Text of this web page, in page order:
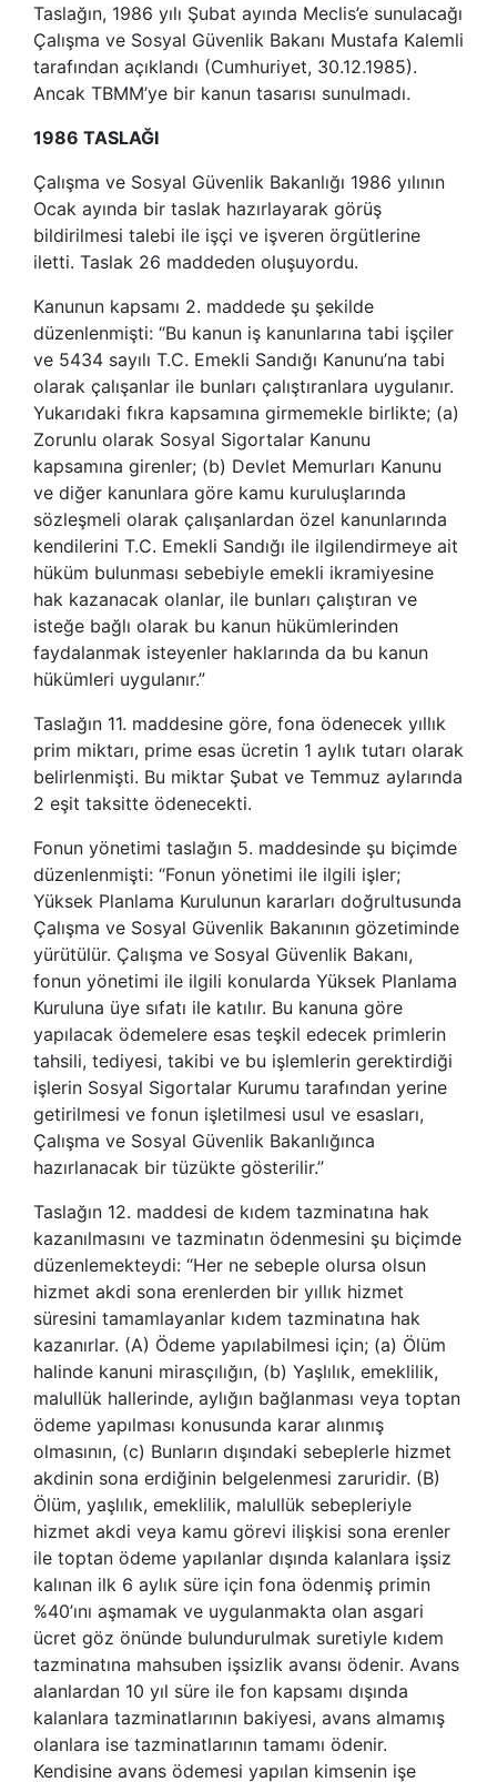
Taslağın, 1986 yılı Şubat ayında Meclis’e sunulacağı
Çalışma ve Sosyal Güvenlik Bakanı Mustafa Kalemli
tarafından açıklandı (Cumhuriyet, 30.12.1985).
Ancak TBMM’ye bir kanun tasarısı sunulmadı.
1986 TASLAĞI
Çalışma ve Sosyal Güvenlik Bakanlığı 1986 yılının
Ocak ayında bir taslak hazırlayarak görüş
bildirilmesi talebi ile işçi ve işveren örgütlerine
iletti. Taslak 26 maddeden oluşuyordu.
Kanunun kapsamı 2. maddede şu şekilde
düzenlenmişti: “Bu kanun iş kanunlarına tabi işçiler
ve 5434 sayılı T.C. Emekli Sandığı Kanunu’na tabi
olarak çalışanlar ile bunları çalıştıranlara uygulanır.
Yukarıdaki fıkra kapsamına girmemekle birlikte; (a)
Zorunlu olarak Sosyal Sigortalar Kanunu
kapsamına girenler; (b) Devlet Memurları Kanunu
ve diğer kanunlara göre kamu kuruluşlarında
sözleşmeli olarak çalışanlardan özel kanunlarında
kendilerini T.C. Emekli Sandığı ile ilgilendirmeye ait
hüküm bulunması sebebiyle emekli ikramiyesine
hak kazanacak olanlar, ile bunları çalıştıran ve
isteğe bağlı olarak bu kanun hükümlerinden
faydalanmak isteyenler haklarında da bu kanun
hükümleri uygulanır.”
Taslağın 11. maddesine göre, fona ödenecek yıllık
prim miktarı, prime esas ücretin 1 aylık tutarı olarak
belirlenmişti. Bu miktar Şubat ve Temmuz aylarında
2 eşit taksitte ödenecekti.
Fonun yönetimi taslağın 5. maddesinde şu biçimde
düzenlenmişti: “Fonun yönetimi ile ilgili işler;
Yüksek Planlama Kurulunun kararları doğrultusunda
Çalışma ve Sosyal Güvenlik Bakanının gözetiminde
yürütülür. Çalışma ve Sosyal Güvenlik Bakanı,
fonun yönetimi ile ilgili konularda Yüksek Planlama
Kuruluna üye sıfatı ile katılır. Bu kanuna göre
yapılacak ödemelere esas teşkil edecek primlerin
tahsili, tediyesi, takibi ve bu işlemlerin gerektirdiği
işlerin Sosyal Sigortalar Kurumu tarafından yerine
getirilmesi ve fonun işletilmesi usul ve esasları,
Çalışma ve Sosyal Güvenlik Bakanlığınca
hazırlanacak bir tüzükte gösterilir.”
Taslağın 12. maddesi de kıdem tazminatına hak
kazanılmasını ve tazminatın ödenmesini şu biçimde
düzenlemekteydi: “Her ne sebeple olursa olsun
hizmet akdi sona erenlerden bir yıllık hizmet
süresini tamamlayanlar kıdem tazminatına hak
kazanırlar. (A) Ödeme yapılabilmesi için; (a) Ölüm
halinde kanuni mirasçılığın, (b) Yaşlılık, emeklilik,
malullük hallerinde, aylığın bağlanması veya toptan
ödeme yapılması konusunda karar alınmış
olmasının, (c) Bunların dışındaki sebeplerle hizmet
akdinin sona erdiğinin belgelenmesi zaruridir. (B)
Ölüm, yaşlılık, emeklilik, malullük sebepleriyle
hizmet akdi veya kamu görevi ilişkisi sona erenler
ile toptan ödeme yapılanlar dışında kalanlara işsiz
kalınan ilk 6 aylık süre için fona ödenmiş primin
%40’ını aşmamak ve uygulanmakta olan asgari
ücret göz önünde bulundurulmak suretiyle kıdem
tazminatına mahsuben işsizlik avansı ödenir. Avans
alanlardan 10 yıl süre ile fon kapsamı dışında
kalanlara tazminatlarının bakiyesi, avans almamış
olanlara ise tazminatlarının tamamı ödenir.
Kendisine avans ödemesi yapılan kimsenin işe